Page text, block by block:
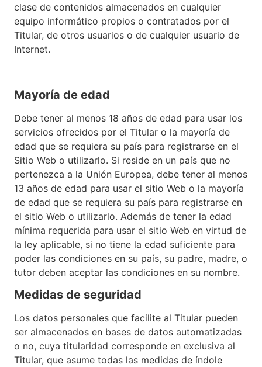
clase de contenidos almacenados en cualquier
equipo informático propios o contratados por el
Titular, de otros usuarios o de cualquier usuario de
Internet.
Mayoría de edad
Debe tener al menos 18 años de edad para usar los
servicios ofrecidos por el Titular o la mayoría de
edad que se requiera su país para registrarse en el
Sitio Web o utilizarlo. Si reside en un país que no
pertenezca a la Unión Europea, debe tener al menos
13 años de edad para usar el sitio Web o la mayoría
de edad que se requiera su país para registrarse en
el sitio Web o utilizarlo. Además de tener la edad
mínima requerida para usar el sitio Web en virtud de
la ley aplicable, si no tiene la edad suficiente para
poder las condiciones en su país, su padre, madre, o
tutor deben aceptar las condiciones en su nombre.
Medidas de seguridad
Los datos personales que facilite al Titular pueden
ser almacenados en bases de datos automatizadas
o no, cuya titularidad corresponde en exclusiva al
Titular, que asume todas las medidas de índole